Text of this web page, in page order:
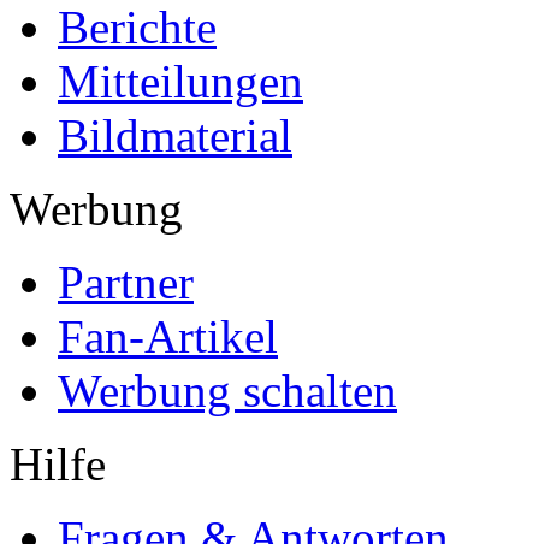
Berichte
Mitteilungen
Bildmaterial
Werbung
Partner
Fan-Artikel
Werbung schalten
Hilfe